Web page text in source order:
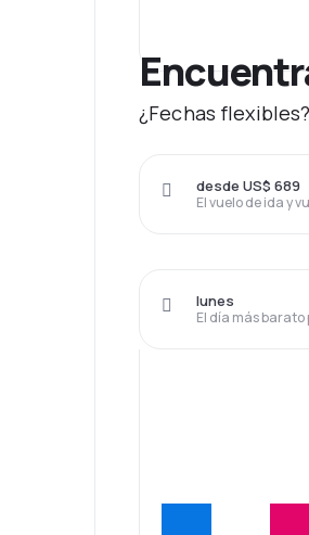
¿Fechas
El vuelo de ida y
desde US$ 689
El día más
lunes